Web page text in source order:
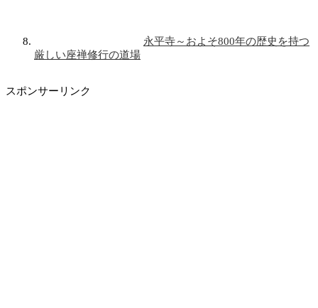
永平寺～およそ800年の歴史を持つ
厳しい座禅修行の道場
スポンサーリンク